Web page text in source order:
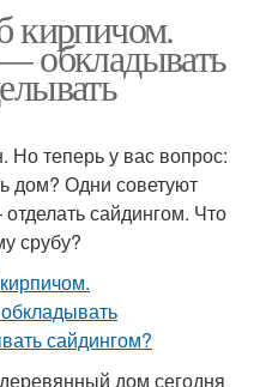
кирпичом.
обкладывать
Но теперь у вас вопрос:
дом? Одни советуют
сайдингом. Что
срубу?
дом сегодня